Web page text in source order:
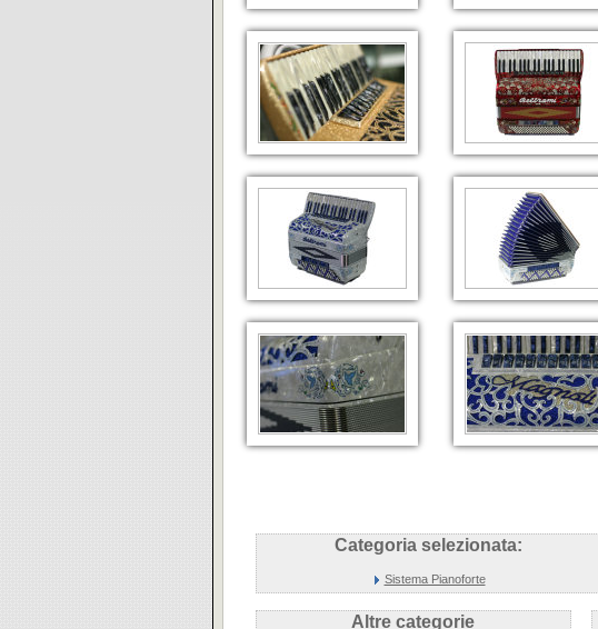
Categoria selezionata:
Sistema Pianoforte
Altre categorie